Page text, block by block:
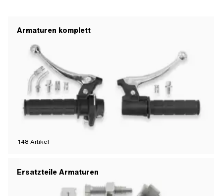
Armaturen komplett
148 Artikel
Ersatzteile Armaturen